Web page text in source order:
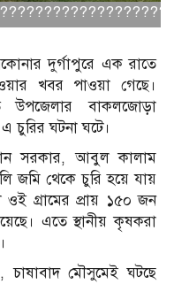
দুর্গাপুরে এক রাতে
খবর পাওয়া গেছে।
উপজেলার বাকলজোড়া
এ চুরির ঘটনা ঘটে।
সরকার, আবুল কালাম
জমি থেকে চুরি হয়ে যায়
গ্রামের প্রায় ১৫০ জন
এতে স্থানীয় কৃষকরা
চাষাবাদ মৌসুমেই ঘটছে